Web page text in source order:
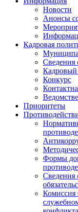
Новости
Анонсы
Кадровая
Сведения
Кадровый
Конкурс
Приоритеты
Формы
Сведения
Комиссия